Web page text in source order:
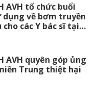
AVH tổ chức buổi
về bơm truyền
các Y bác sĩ tại
AVH quyên góp ủng
Trung thiệt hại